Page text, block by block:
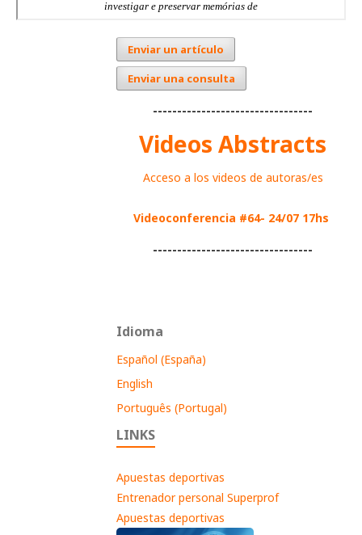
Enviar un artículo
Enviar una consulta
---------------------------------
Videos Abstracts
Acceso a los videos de autoras/es
Videoconferencia #64- 24/07 17hs
---------------------------------
Idioma
Español (España)
English
Português (Portugal)
LINKS
Apuestas deportivas
Entrenador personal Superprof
Apuestas deportivas